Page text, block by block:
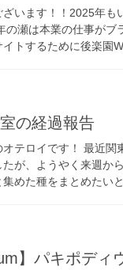
います！！2025年も
瀬は本業の仕事がブ
イトするために後楽園
の経過報告
テロイです！ 最近関
が、ようやく来週か
集めた種をまとめたい
】パキポディ